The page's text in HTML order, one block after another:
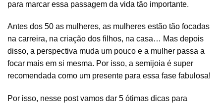
para marcar essa passagem da vida tão importante.
Antes dos 50 as mulheres, as mulheres estão tão focadas
na carreira, na criação dos filhos, na casa… Mas depois
disso, a perspectiva muda um pouco e a mulher passa a
focar mais em si mesma. Por isso, a semijoia é super
recomendada como um presente para essa fase fabulosa!
Por isso, nesse post vamos dar 5 ótimas dicas para